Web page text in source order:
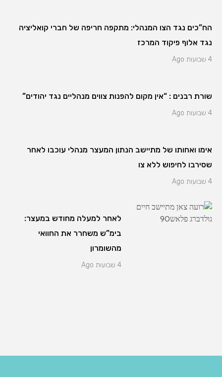
הח”כים נגד הצו המנהלי: מתקפה חריפה של חברי קואליציה
נגד אלוף פיקוד המרכז
4 שבועות Ago
שורת רבנים : “אין מקום להפנות צווים מנהליים נגד יהודים”
4 שבועות Ago
אימו ואחותו של מתיישב הנתון המעצר מנהלי עוכבו לאחר
שסירבו לחיפוש ללא צו
4 שבועות Ago
לאחר למעלה מחודש במעצר:
בימ”ש משחרר את החוואי
מהשומרון
4 שבועות Ago